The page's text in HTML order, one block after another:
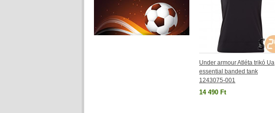
Under armour Atléta trikó Ua
essential banded tank
1243075-001
14 490 Ft